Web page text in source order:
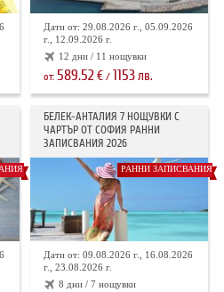
Дати от: 29.08.2026 г., 05.09.2026
г., 12.09.2026 г.
12 дни / 11 нощувки
от:589.52€ / 1153лв.
БЕЛЕК-АНТАЛИЯ 7 НОЩУВКИ С
ЧАРТЪР ОТ СОФИЯ РАННИ
ЗАПИСВАНИЯ 2026
РАННИ ЗАПИСВАНИЯ
Дати от: 09.08.2026 г., 16.08.2026
г., 23.08.2026 г.
8 дни / 7 нощувки